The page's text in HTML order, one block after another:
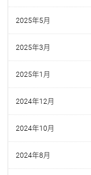
2025年5月
2025年3月
2025年1月
2024年12月
2024年10月
2024年8月